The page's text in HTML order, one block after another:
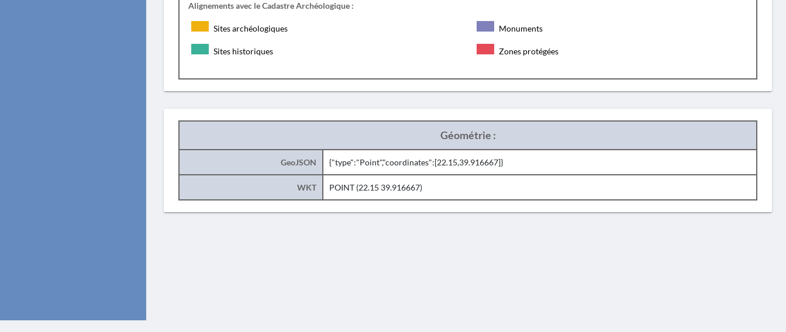
Alignements avec le Cadastre Archéologique :
Sites archéologiques Monuments
Sites historiques Zones protégées
Géométrie :
GeoJSON {"type":"Point","coordinates":[22.15,39.916667]}
WKT POINT (22.15 39.916667)